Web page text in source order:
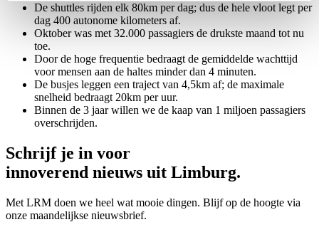
De shuttles rijden elk 80km per dag; dus de hele vloot legt per
dag 400 autonome kilometers af.
Oktober was met 32.000 passagiers de drukste maand tot nu
toe.
Door de hoge frequentie bedraagt de gemiddelde wachttijd
voor mensen aan de haltes minder dan 4 minuten.
De busjes leggen een traject van 4,5km af; de maximale
snelheid bedraagt 20km per uur.
Binnen de 3 jaar willen we de kaap van 1 miljoen passagiers
overschrijden.
Schrijf je in voor
innoverend nieuws uit Limburg.
Met LRM doen we heel wat mooie dingen. Blijf op de hoogte via
onze maandelijkse nieuwsbrief.